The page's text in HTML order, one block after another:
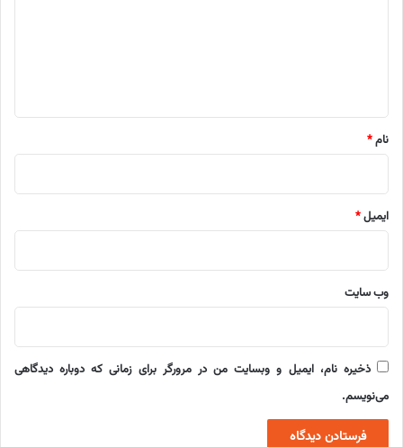
نام*
ایمیل*
وب‌ سایت
ذخیره نام، ایمیل و وبسایت من در مرورگر برای زمانی که دوباره دیدگاهی
می‌نویسم.